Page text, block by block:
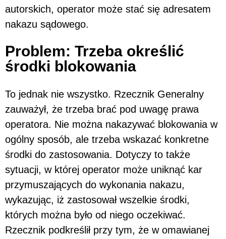
autorskich, operator może stać się adresatem
nakazu sądowego.
Problem: Trzeba określić
środki blokowania
To jednak nie wszystko. Rzecznik Generalny
zauważył, że trzeba brać pod uwagę prawa
operatora. Nie można nakazywać blokowania w
ogólny sposób, ale trzeba wskazać konkretne
środki do zastosowania. Dotyczy to także
sytuacji, w której operator może uniknąć kar
przymuszających do wykonania nakazu,
wykazując, iż zastosował wszelkie środki,
których można było od niego oczekiwać.
Rzecznik podkreślił przy tym, że w omawianej